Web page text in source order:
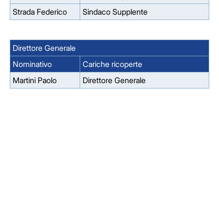
Strada Federico
Sindaco Supplente
Direttore Generale
Nominativo
Cariche ricoperte
Martini Paolo
Direttore Generale